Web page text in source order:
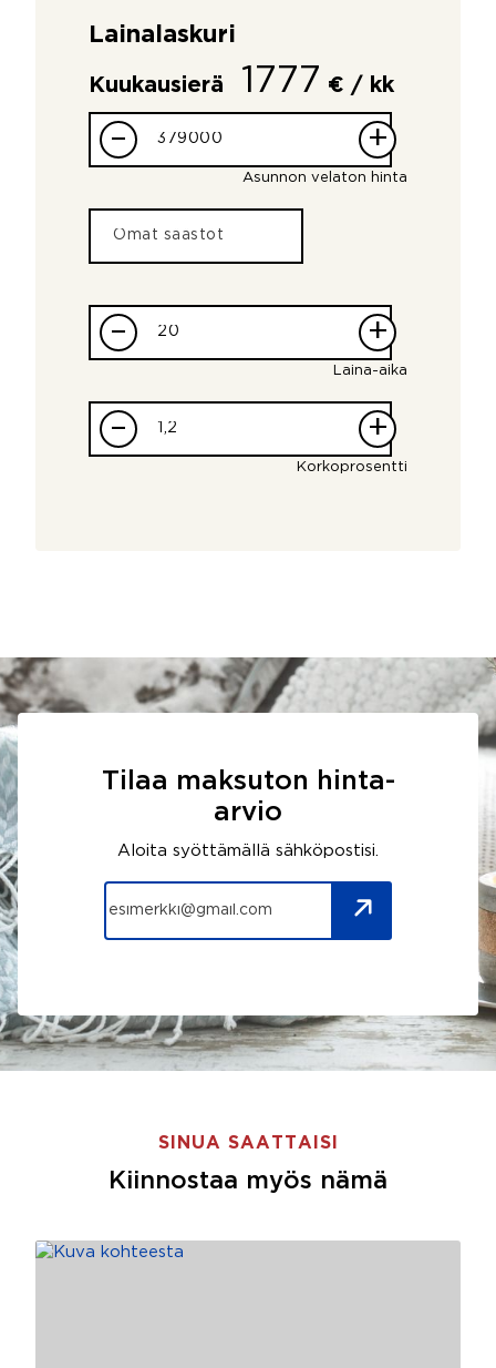
Lainalaskuri
Kuukausierä 1777 € / kk
– +
Asunnon velaton hinta
– +
Laina-aika
– +
Korkoprosentti
Tilaa maksuton hinta-
arvio
Aloita syöttämällä sähköpostisi.
SINUA SAATTAISI
Kiinnostaa myös nämä